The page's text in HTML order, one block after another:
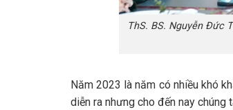
ThS. BS. Nguyễn Đức
Năm 2023 là năm có nhiều khó
diễn ra nhưng cho đến nay